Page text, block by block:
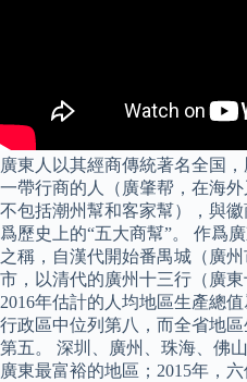
廣東人以其經商傳統著名全国
一帶行商的人（廣肇帮，在海
不包括潮州幫和客家幫），與
爲歷史上的“五大商幫”。 作爲
之稱，自漢代開始番禺城（廣
市，以清代的廣州十三行（廣
2016年估計的人均地區生產總
行政區中位列第八，而全省地
第五。 深圳、廣州、珠海、佛
廣東最富裕的地區；2015年，